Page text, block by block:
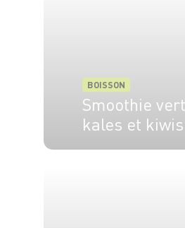
BOISSON
Smoothie
kales et kiwis